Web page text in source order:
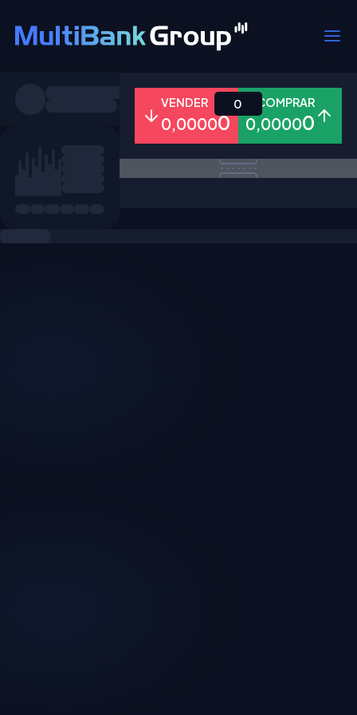
Todos Forex Metais Ações
VENDER
0,00000
COMPRAR
0,00000
0